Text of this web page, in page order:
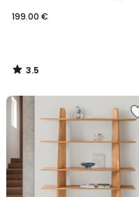
199.00 €
3.5
/